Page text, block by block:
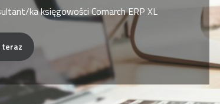
ka księgowości Comarch ERP XL
teraz